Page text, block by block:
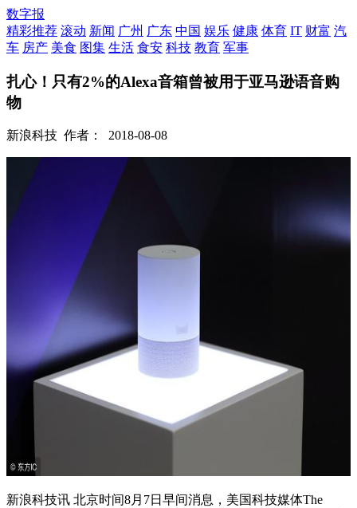
数字报
精彩推荐 滚动 新闻 广州 广东 中国 娱乐 健康 体育 IT 财富 汽
车 房产 美食 图集 生活 食安 科技 教育 军事
扎心！只有2%的Alexa音箱曾被用于亚马逊语音购
物
新浪科技 作者： 2018-08-08
新浪科技讯 北京时间8月7日早间消息，美国科技媒体The